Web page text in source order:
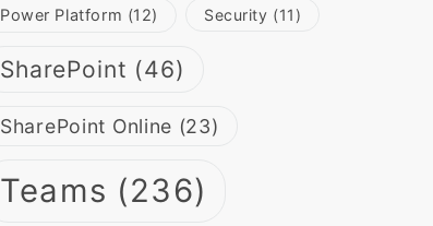
Power Platform (12) Security (11)
SharePoint (46)
SharePoint Online (23)
Teams (236)